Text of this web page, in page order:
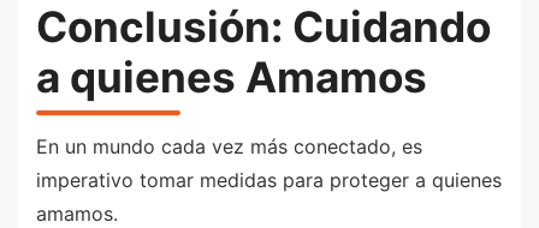
Conclusión: Cuidando
a quienes Amamos
En un mundo cada vez más conectado, es
imperativo tomar medidas para proteger a quienes
amamos.